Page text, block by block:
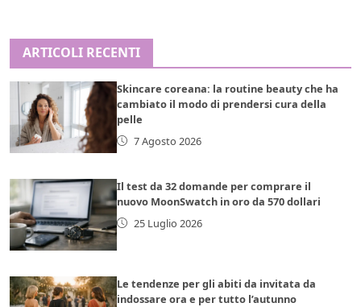
ARTICOLI RECENTI
Skincare coreana: la routine beauty che ha
cambiato il modo di prendersi cura della
pelle
7 Agosto 2026
Il test da 32 domande per comprare il
nuovo MoonSwatch in oro da 570 dollari
25 Luglio 2026
Le tendenze per gli abiti da invitata da
indossare ora e per tutto l’autunno